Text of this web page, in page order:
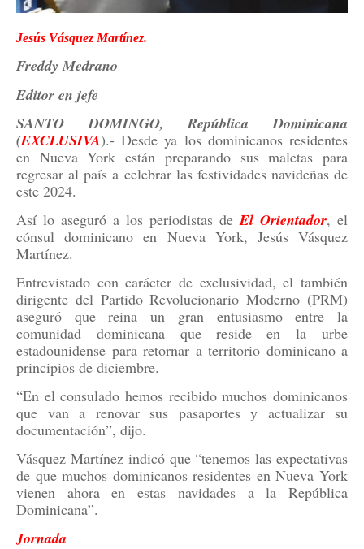
Jesús Vásquez Martínez.
Freddy Medrano
Editor en jefe
SANTO DOMINGO, República Dominicana
(EXCLUSIVA).- Desde ya los dominicanos residentes
en Nueva York están preparando sus maletas para
regresar al país a celebrar las festividades navideñas de
este 2024.
Así lo aseguró a los periodistas de El Orientador, el
cónsul dominicano en Nueva York, Jesús Vásquez
Martínez.
Entrevistado con carácter de exclusividad, el también
dirigente del Partido Revolucionario Moderno (PRM)
aseguró que reina un gran entusiasmo entre la
comunidad dominicana que reside en la urbe
estadounidense para retornar a territorio dominicano a
principios de diciembre.
“En el consulado hemos recibido muchos dominicanos
que van a renovar sus pasaportes y actualizar su
documentación”, dijo.
Vásquez Martínez indicó que “tenemos las expectativas
de que muchos dominicanos residentes en Nueva York
vienen ahora en estas navidades a la República
Dominicana”.
Jornada